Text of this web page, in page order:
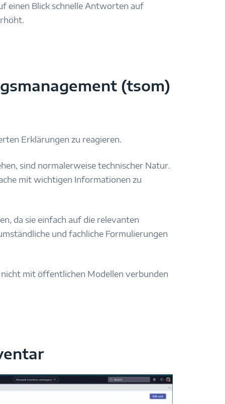
einen Blick schnelle Antworten auf
(tsom)
Erklärungen zu reagieren.
sind normalerweise technischer Natur.
mit wichtigen Informationen zu
da sie einfach auf die relevanten
und fachliche Formulierungen
mit öffentlichen Modellen verbunden